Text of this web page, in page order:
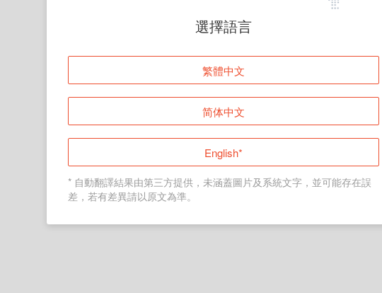
頁面無法顯示
登入
返回首頁
選擇語言
繁體中文
简体中文
English*
* 自動翻譯結果由第三方提供，未涵蓋圖片及系統文字，並可能存在誤
差，若有差異請以原文為準。